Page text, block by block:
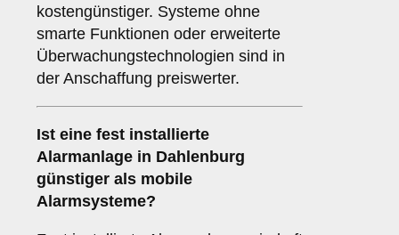
kostengünstiger. Systeme ohne
smarte Funktionen oder erweiterte
Überwachungstechnologien sind in
der Anschaffung preiswerter.
Ist eine fest installierte
Alarmanlage in Dahlenburg
günstiger als mobile
Alarmsysteme?